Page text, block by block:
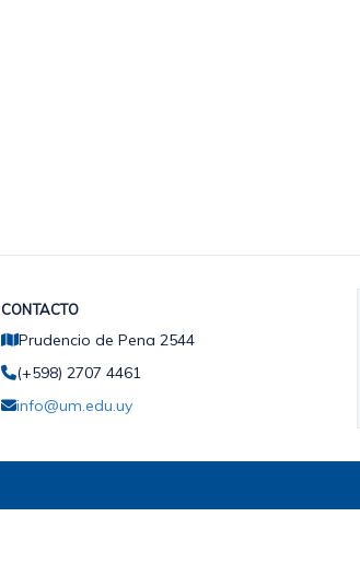
CONTACTO
Prudencio de Pena 2544
(+598) 2707 4461
info@um.edu.uy